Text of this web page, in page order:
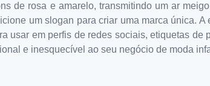
de rosa e amarelo, transmitindo um ar
um slogan para criar uma marca única. A
usar em perfis de redes sociais, etiquetas de
e inesquecível ao seu negócio de moda